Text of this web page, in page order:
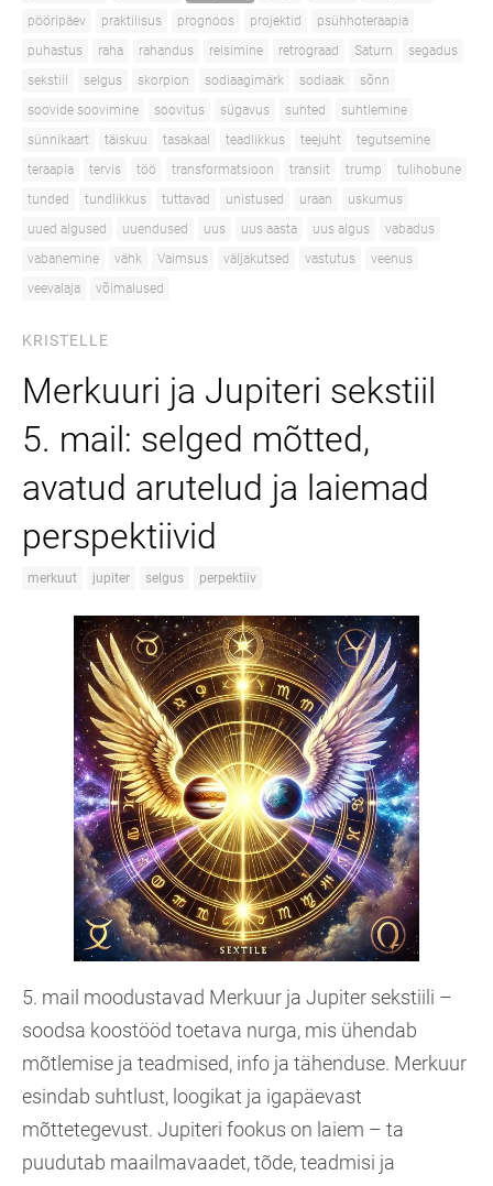
pööripäev
praktilisus prognoos projektid
psühhoteraapia
puhastus
raha rahandus reisimine retrograad Saturn
segadus
sekstiil
selgus skorpion sodiaagimärk sodiaak
sõnn
soovide soovimine
soovitus sügavus suhted
suhtlemine
sünnikaart
täiskuu tasakaal teadlikkus teejuht
tegutsemine
teraapia
tervis töö transformatsioon transiit trump
tulihobune
tunded
tundlikkus tuttavad unistused uraan
uskumus
uued algused
uuendused uus uus aasta uus algus
vabadus
vabanemine
vähk Vaimsus väljakutsed vastutus
veenus
veevalaja
võimalused
KRISTELLE
Merkuuri ja Jupiteri sekstiil
5. mail: selged mõtted,
avatud arutelud ja laiemad
perspektiivid
merkuut jupiter selgus perpektiiv
5. mail moodustavad Merkuur ja Jupiter sekstiili –
soodsa koostööd toetava nurga, mis ühendab
mõtlemise ja teadmised, info ja tähenduse. Merkuur
esindab suhtlust, loogikat ja igapäevast
mõttetegevust. Jupiteri fookus on laiem – ta
puudutab maailmavaadet, tõde, teadmisi ja